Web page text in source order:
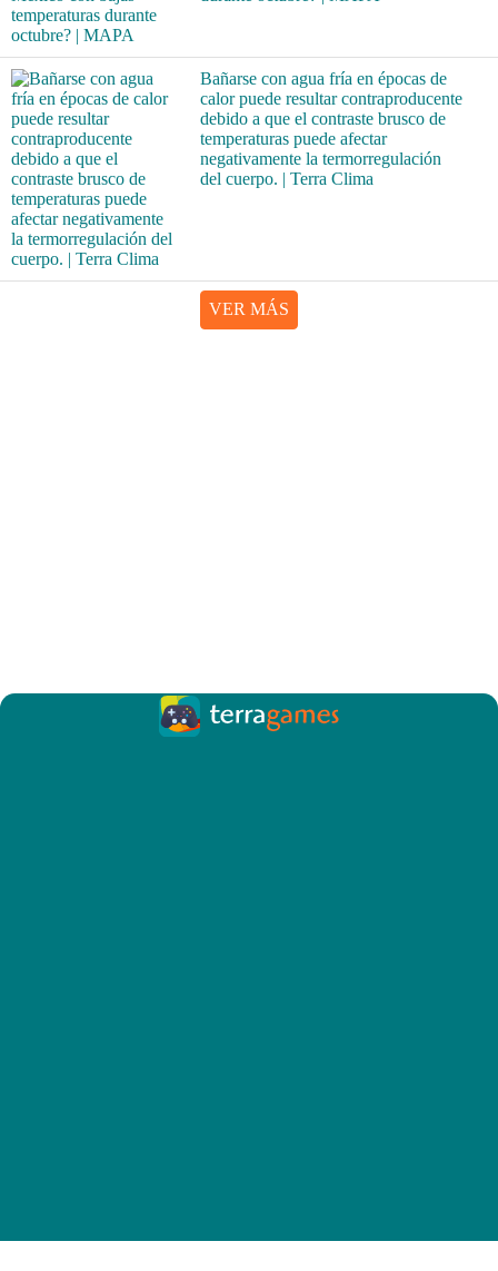
Bañarse con agua fría en épocas de
calor puede resultar contraproducente
debido a que el contraste brusco de
temperaturas puede afectar
negativamente la termorregulación
del cuerpo. | Terra Clima
VER MÁS